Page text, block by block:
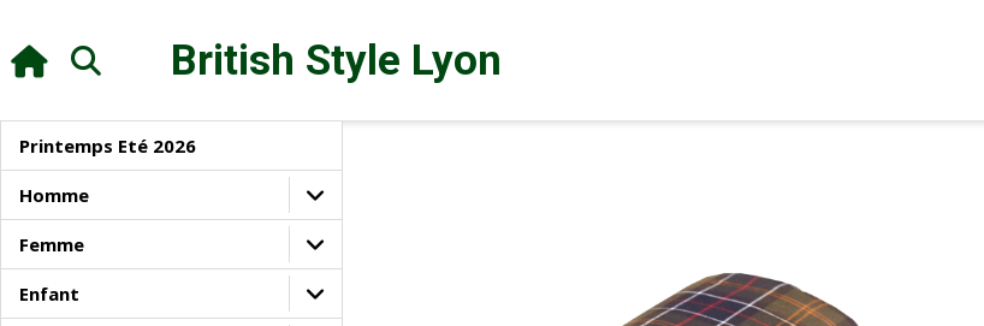
British Style Lyon
Printemps Eté 2026
Homme
Femme
Enfant